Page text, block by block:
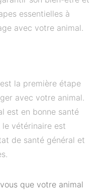
essentielles à
avec votre animal.
la première étape
avec votre animal.
est en bonne santé
vétérinaire est
de santé général et
que votre animal